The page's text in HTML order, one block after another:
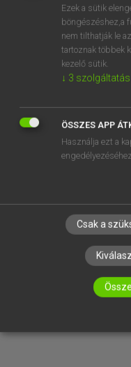
Ezek a sütik
böngészéshez,a
nem tilthatják le
tartoznak többek
kezelő sütik.
↓ 3 szolgáltatás
ÖSSZES APP
Használja ezt a
Csak a